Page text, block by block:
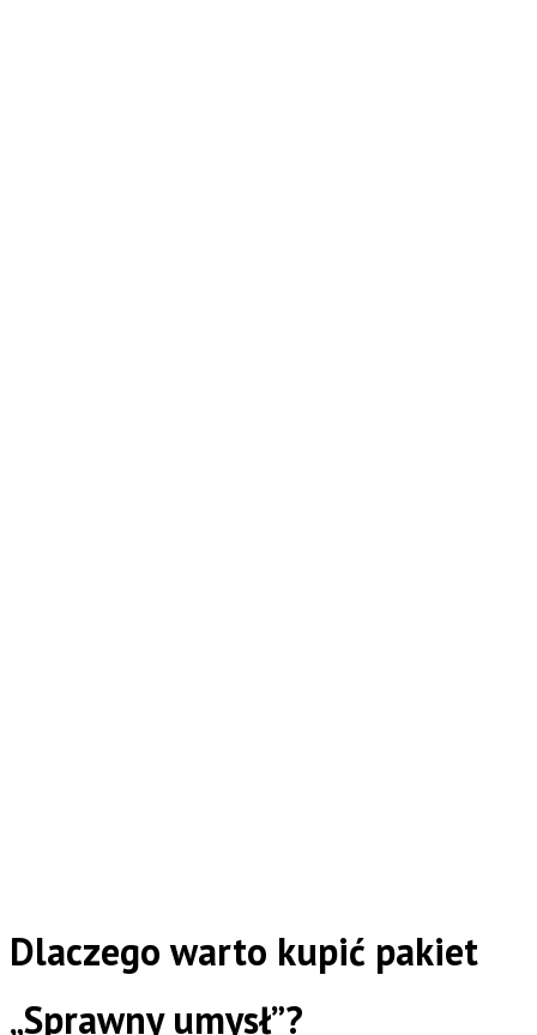
Dlaczego warto kupić pakiet
„Sprawny umysł”?